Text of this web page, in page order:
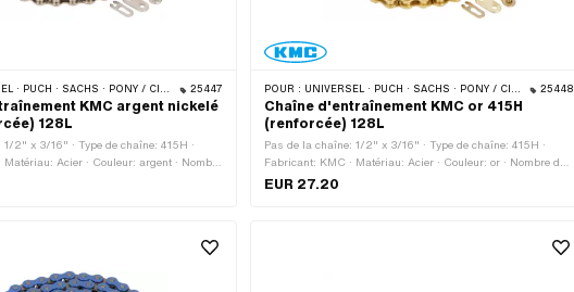
· PONY / CILO (BÊTA 521 & 512) · ZÜNDAPP BELMONDO · TOMOS · BYE BIKE 25447
KMC argent nickelé
128L
2" x 3/16" · Type de chaîne: 415H ·
Matériau: Acier · Couleur: argent · Nombre
· Circonférence de roulement: 1626
POUR : UNIVERSEL · PUCH · SACHS · PONY / CILO (BÊTA 521 & 512) · ZÜNDAPP BELMONDO · TOMOS · BYE BIKE 25448
Chaîne d'entraînement KMC or 415H
(renforcée) 128L
Pas de la chaîne: 1/2" x 3/16" · Type de chaîne: 415H ·
Fabricant: KMC · Matériau: Acier · Couleur: or · Nombre de
maillons: 128 pcs · Circonférence de roulement: 1626 mm ·
EUR 27.20